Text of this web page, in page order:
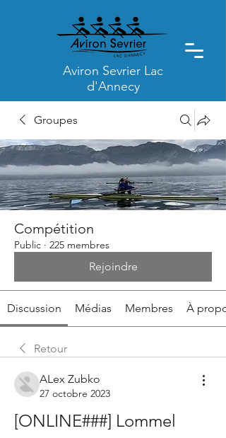
Aviron Sevrier Lac
d'Annecy
Groupes
Compétition
Public · 225 membres
Rejoindre
Discussion Médias Membres À
Retour
ALex Zubko
27 octobre 2023
[ONLINE###] Lommel